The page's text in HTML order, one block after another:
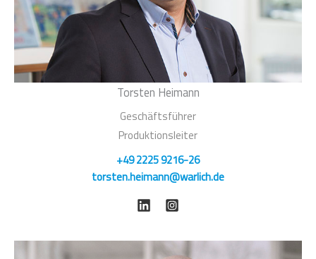
Torsten Heimann
Geschäftsführer
Produktionsleiter
+49 2225 9216-26
torsten.heimann@warlich.de